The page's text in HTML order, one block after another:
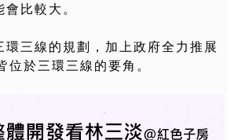
比較大。
三線的規劃，加上政府全力推展
於三環三線的要角。